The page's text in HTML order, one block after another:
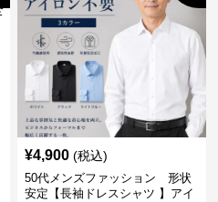
¥4,900 (税込)
50代メンズファッション 形状
安定【長袖ドレスシャツ 】アイ